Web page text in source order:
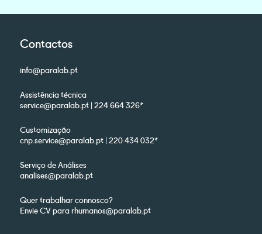
Contactos
info@paralab.pt
Assistência técnica
service@paralab.pt | 224 664 326*
Customização
cnp.service@paralab.pt | 220 434 032*
Serviço de Análises
analises@paralab.pt
Quer trabalhar connosco?
Envie CV para rhumanos@paralab.pt